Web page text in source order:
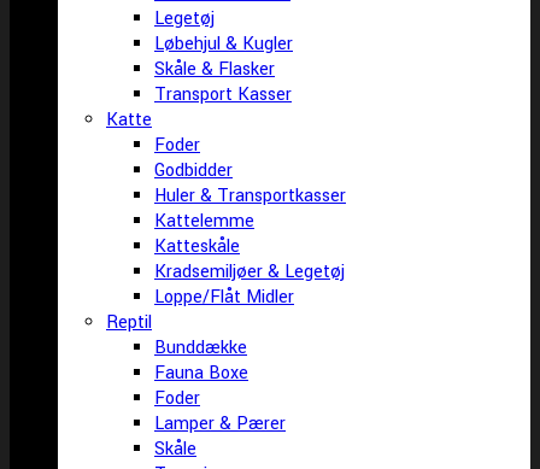
Legetøj
Løbehjul & Kugler
Skåle & Flasker
Transport Kasser
Katte
Foder
Godbidder
Huler & Transportkasser
Kattelemme
Katteskåle
Kradsemiljøer & Legetøj
Loppe/Flåt Midler
Reptil
Bunddække
Fauna Boxe
Foder
Lamper & Pærer
Skåle